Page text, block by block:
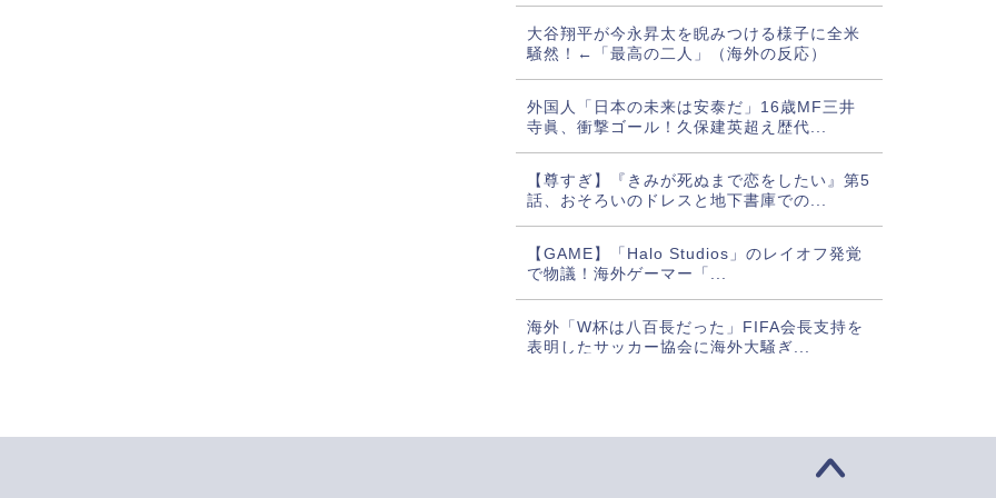
大谷翔平が今永昇太を睨みつける様子に全米
騒然！←「最高の二人」（海外の反応）
外国人「日本の未来は安泰だ」16歳MF三井
寺眞、衝撃ゴール！久保建英超え歴代...
【尊すぎ】『きみが死ぬまで恋をしたい』第5
話、おそろいのドレスと地下書庫での...
【GAME】「Halo Studios」のレイオフ発覚
で物議！海外ゲーマー「...
海外「W杯は八百長だった」FIFA会長支持を
表明したサッカー協会に海外大騒ぎ...
『ジャイアントお嬢様』ティザービジュアル